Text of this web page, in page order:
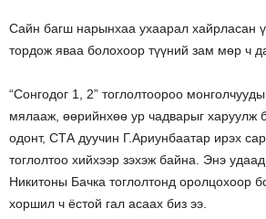
Сайн багш нарынхаа ухаарал хайрласан
тордож яваа болохоор түүний зам мөр ч
“Сонгодог 1, 2” тоглолтоороо
мялааж, өөрийнхөө ур чадварыг харуулж
одонт, СТА дуучин Г.Ариунбаатар ирэх
тоглолтоо хийхээр зэхэж байна. Энэ
Никитоны Бачка тоглолтонд оролцохоор
хоршил ч ёстой гал асаах биз ээ.